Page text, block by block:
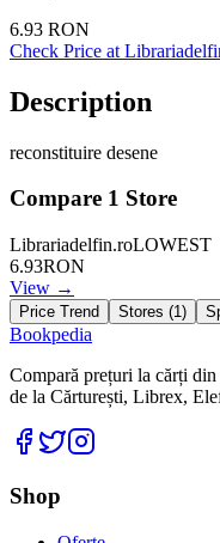
6.93 RON
Check Price at
Description
reconstituire desene
Compare 1 Store
Librariadelfin.roLOWEST
6.93RON
View →
Price Trend Stores (1)
Bookpedia
Compară prețuri la cărți
de la Cărturești, Librex,
Facebook
Twitter
Shop